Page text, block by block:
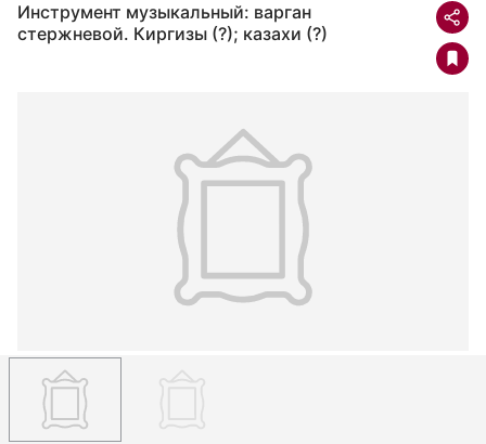
Инструмент музыкальный: варган
стержневой. Киргизы (?); казахи (?)